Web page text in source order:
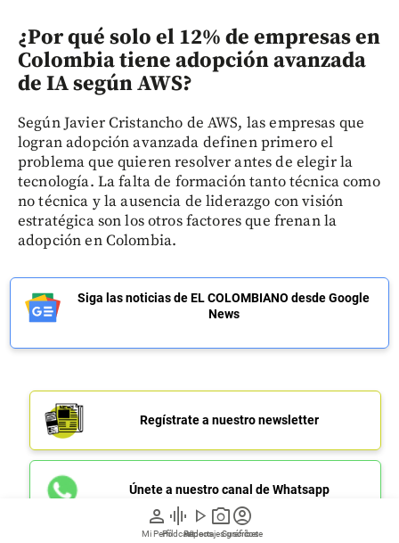
person
Mi Perfil
graphic_eq
Pódcast
play_arrow
Videos
photo_camera
Reportajes gráficos
account_circle
Suscríbete
¿Por qué solo el 12% de empresas en
Colombia tiene adopción avanzada
de IA según AWS?
Según Javier Cristancho de AWS, las empresas que
logran adopción avanzada definen primero el
problema que quieren resolver antes de elegir la
tecnología. La falta de formación tanto técnica como
no técnica y la ausencia de liderazgo con visión
estratégica son los otros factores que frenan la
adopción en Colombia.
Siga las noticias de EL COLOMBIANO desde Google
News
Regístrate a nuestro newsletter
Únete a nuestro canal de Whatsapp